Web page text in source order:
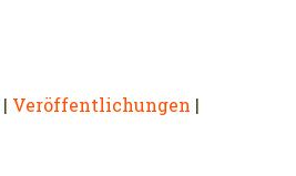
| Veröffentlichungen |